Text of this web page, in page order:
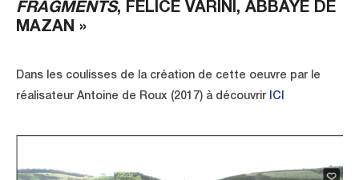
FRAGMENTS, FELICE VARINI, ABBAYE DE
MAZAN »
Dans les coulisses de la création de cette oeuvre par le
réalisateur Antoine de Roux (2017) à découvrir ICI